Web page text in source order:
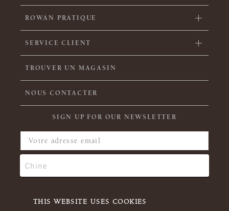
THIS WEBSITE USES COOKIES
ROWAN PRATIQUE
SERVICE CLIENT
TROUVER UN MAGASIN
NOUS CONTACTER
SIGN UP FOR OUR NEWSLETTER